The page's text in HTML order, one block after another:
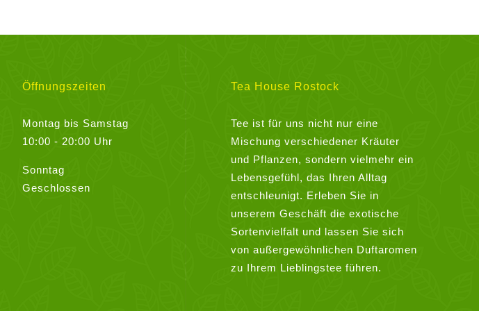
Öffnungszeiten
Montag bis Samstag
10:00 - 20:00 Uhr
Sonntag
Geschlossen
Tea House Rostock
Tee ist für uns nicht nur eine
Mischung verschiedener Kräuter
und Pflanzen, sondern vielmehr ein
Lebensgefühl, das Ihren Alltag
entschleunigt. Erleben Sie in
unserem Geschäft die exotische
Sortenvielfalt und lassen Sie sich
von außergewöhnlichen Duftaromen
zu Ihrem Lieblingstee führen.